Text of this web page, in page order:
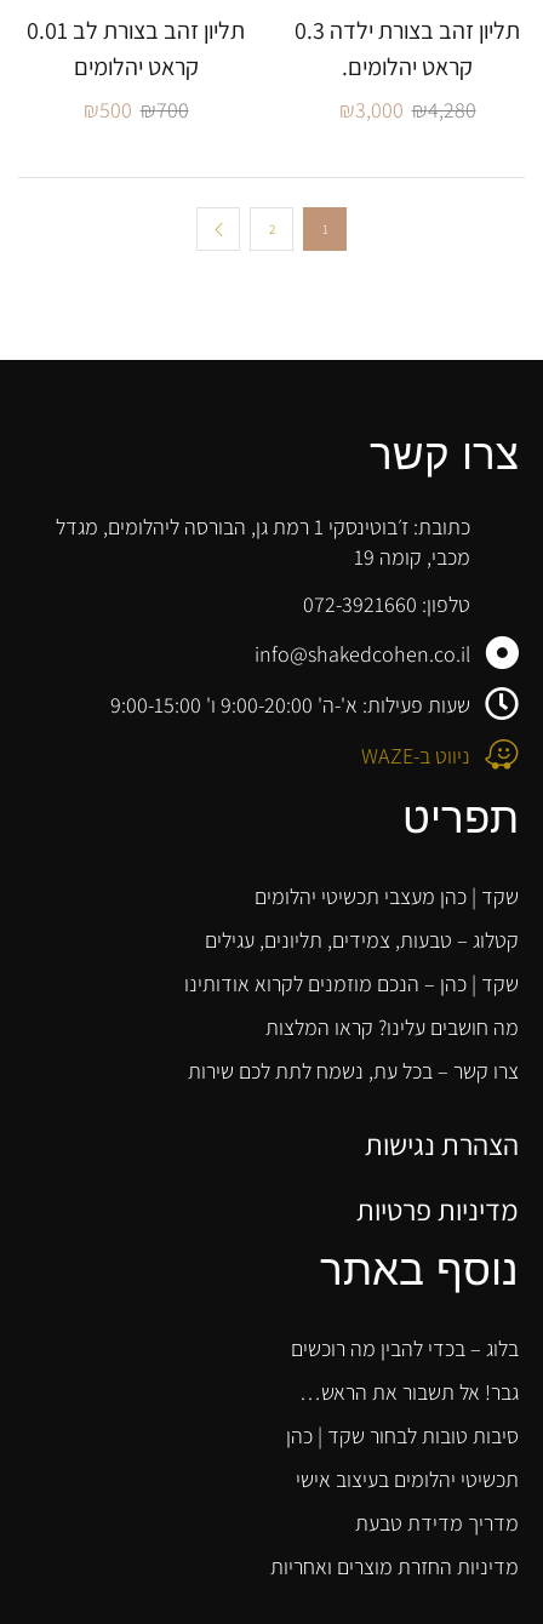
תליון זהב בצורת ילדה 0.3
קראט יהלומים.
₪4,280
₪3,000
תליון זהב בצורת לב 0.01
קראט יהלומים
₪700
₪500
1
2
צרו קשר
כתובת: ז׳בוטינסקי 1 רמת גן, הבורסה ליהלומים, מגדל
מכבי, קומה 19
טלפון: 072-3921660
info@shakedcohen.co.il
שעות פעילות: א'-ה' 9:00-20:00 ו' 9:00-15:00
ניווט ב-WAZE
תפריט
שקד | כהן מעצבי תכשיטי יהלומים
קטלוג – טבעות, צמידים, תליונים, עגילים
שקד | כהן – הנכם מוזמנים לקרוא אודותינו
מה חושבים עלינו? קראו המלצות
צרו קשר – בכל עת, נשמח לתת לכם שירות
הצהרת נגישות
מדיניות פרטיות
נוסף באתר
בלוג – בכדי להבין מה רוכשים
גבר! אל תשבור את הראש…
סיבות טובות לבחור שקד | כהן
תכשיטי יהלומים בעיצוב אישי
מדריך מדידת טבעת
מדיניות החזרת מוצרים ואחריות